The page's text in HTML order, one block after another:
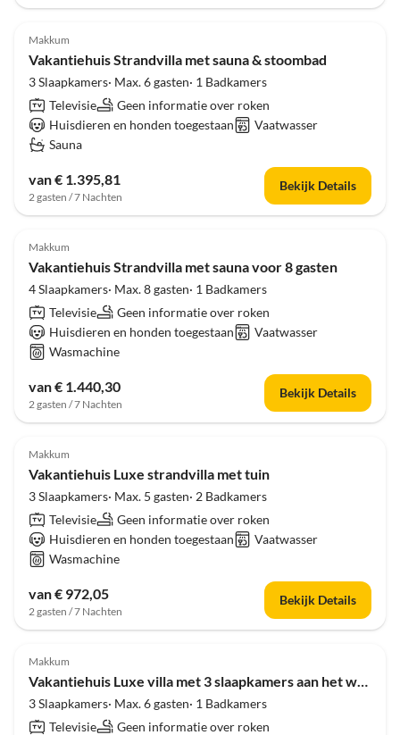
Makkum
Vakantiehuis Strandvilla met sauna & stoombad
3 Slaapkamers· Max. 6 gasten· 1 Badkamers
Televisie
Geen informatie over roken
Huisdieren en honden toegestaan
Vaatwasser
Sauna
van € 1.395,81
2 gasten / 7 Nachten
Bekijk Details
Makkum
Vakantiehuis Strandvilla met sauna voor 8 gasten
4 Slaapkamers· Max. 8 gasten· 1 Badkamers
Televisie
Geen informatie over roken
Huisdieren en honden toegestaan
Vaatwasser
Wasmachine
van € 1.440,30
2 gasten / 7 Nachten
Bekijk Details
Makkum
Vakantiehuis Luxe strandvilla met tuin
3 Slaapkamers· Max. 5 gasten· 2 Badkamers
Televisie
Geen informatie over roken
Huisdieren en honden toegestaan
Vaatwasser
Wasmachine
van € 972,05
2 gasten / 7 Nachten
Bekijk Details
Makkum
Vakantiehuis Luxe villa met 3 slaapkamers aan het water
3 Slaapkamers· Max. 6 gasten· 1 Badkamers
Televisie
Geen informatie over roken